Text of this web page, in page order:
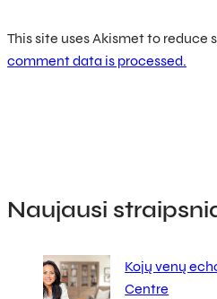
This site uses Akismet to reduce
comment data is processed.
Naujausi
Kojų venų
Centre